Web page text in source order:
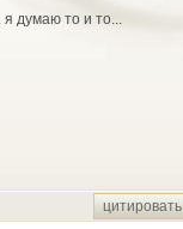
думаю то и то...
цитировать